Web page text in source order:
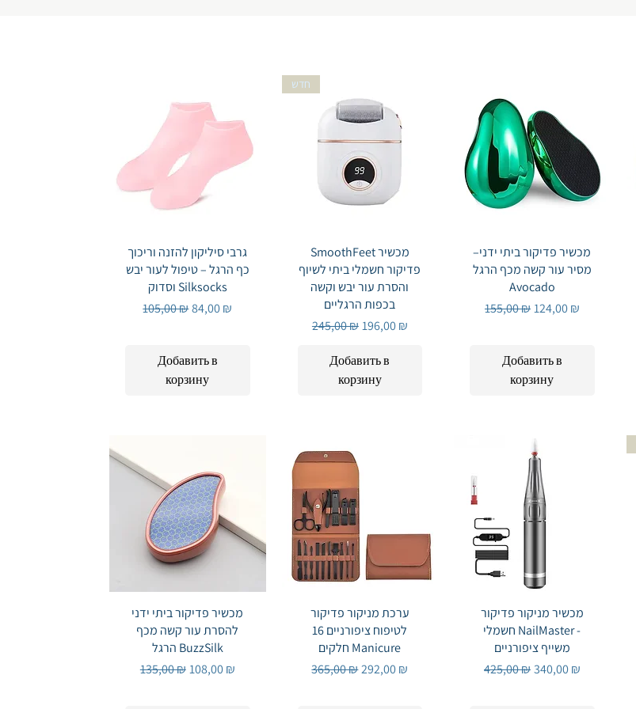
Быстрый просмотр
גרבי סיליקון להזנה וריכוך
כף הרגל – טיפול לעור יבש
וסדוק Silksocks
Обычная цена
105,00 ₪Цена со скидкой
84,00 ₪
Добавить в
корзину
Быстрый просмотр
חדש
SmoothFeet מכשיר
פדיקור חשמלי ביתי לשיוף
והסרת עור יבש וקשה
בכפות הרגליים
Обычная цена
245,00 ₪Цена со скидкой
196,00 ₪
Добавить в
корзину
Быстрый просмотр
מכשיר פדיקור ביתי ידני–
מסיר עור קשה מכף הרגל
Avocado
Обычная цена
155,00 ₪Цена со скидкой
124,00 ₪
Добавить в
корзину
Быстрый просмотр
מכשיר פדיקור ביתי ידני
להסרת עור קשה מכף
הרגל BuzzSilk
Обычная цена
135,00 ₪ Цена со скидкой
108,00 ₪
Быстрый просмотр
ערכת מניקור פדיקור
לטיפוח ציפורניים 16
חלקים Manicure
Обычная цена
365,00 ₪Цена со скидкой
292,00 ₪
Быстрый просмотр
מכשיר מניקור פדיקור
חשמלי NailMaster -
משייף ציפורניים
Обычная цена
425,00 ₪Цена со скидкой
340,00 ₪